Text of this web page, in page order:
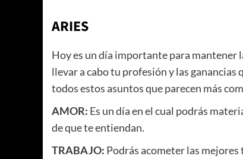
ARIES
Hoy es un día importante para mantener
llevar a cabo tu profesión y las ganancias
todos estos asuntos que parecen más
AMOR: Es un día en el cual podrás
de que te entiendan.
TRABAJO: Podrás acometer las